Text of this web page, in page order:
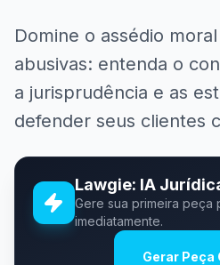
Domine o assédio
abusivas: entenda o
a jurisprudência e as
defender seus clientes
Lawgie: IA
Gere sua primeira peça
imediatamente.
Gerar Peça